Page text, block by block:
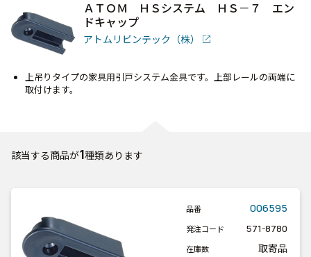
ＡＴＯＭ ＨＳシステム ＨＳ－７ エン
ドキャップ
アトムリビンテック（株）
上吊りタイプの家具用引戸システム金具です。上部レールの両端に
取付けます。
該当する商品が1種類あります
品番 006595
発注コード 571-8780
在庫数 取寄品